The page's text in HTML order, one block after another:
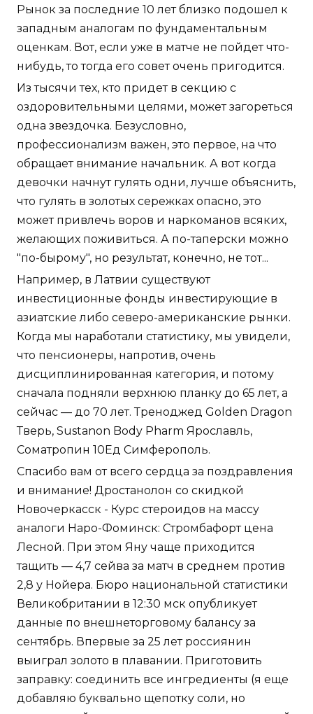
Рынок за последние 10 лет близко подошел к
западным аналогам по фундаментальным
оценкам. Вот, если уже в матче не пойдет что-
нибудь, то тогда его совет очень пригодится.
Из тысячи тех, кто придет в секцию с
оздоровительными целями, может загореться
одна звездочка. Безусловно,
профессионализм важен, это первое, на что
обращает внимание начальник. А вот когда
девочки начнут гулять одни, лучше объяснить,
что гулять в золотых сережках опасно, это
может привлечь воров и наркоманов всяких,
желающих поживиться. А по-таперски можно
"по-бырому", но результат, конечно, не тот...
Например, в Латвии существуют
инвестиционные фонды инвестирующие в
азиатские либо северо-американские рынки.
Когда мы наработали статистику, мы увидели,
что пенсионеры, напротив, очень
дисциплинированная категория, и потому
сначала подняли верхнюю планку до 65 лет, а
сейчас — до 70 лет. Треноджед Golden Dragon
Тверь, Sustanon Body Pharm Ярославль,
Cоматропин 10Ед Симферополь.
Спасибо вам от всего сердца за поздравления
и внимание! Дростанолон со скидкой
Новочеркасск - Курс стероидов на массу
аналоги Наро-Фоминск: Стромбафорт цена
Лесной. При этом Яну чаще приходится
тащить — 4,7 сейва за матч в среднем против
2,8 у Нойера. Бюро национальной статистики
Великобритании в 12:30 мск опубликует
данные по внешнеторговому балансу за
сентябрь. Впервые за 25 лет россиянин
выиграл золото в плавании. Приготовить
заправку: соединить все ингредиенты (я еще
добавляю буквально щепотку соли, но